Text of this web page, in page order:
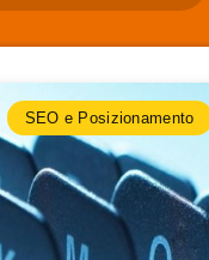
SEO e Posizionamento